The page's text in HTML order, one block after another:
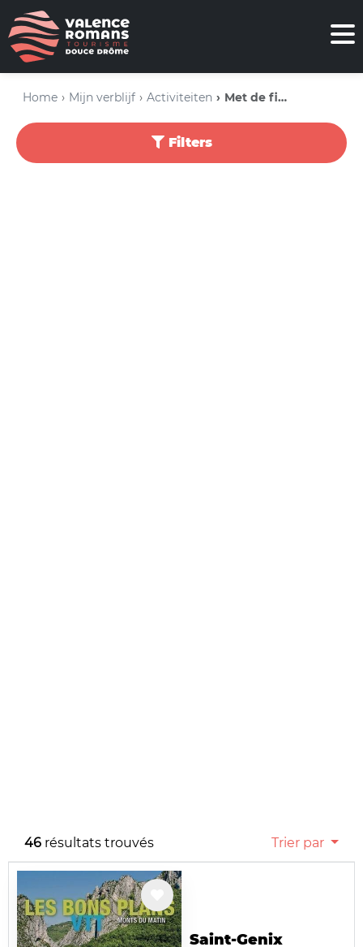
Home Mijn verblijf Activiteiten Met de fiets
Filters
46 résultats trouvés Trier par
Saint-Genix